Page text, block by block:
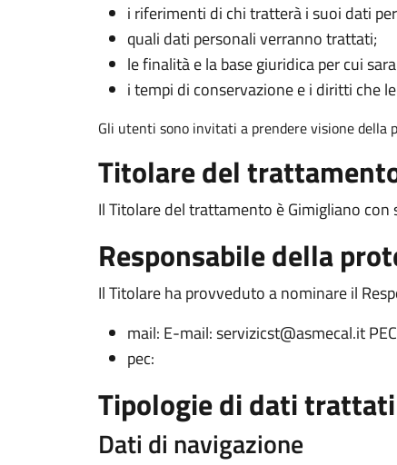
i riferimenti di chi tratterà i suoi dati
quali dati personali verranno trattati;
le finalità e la base giuridica per cui
i tempi di conservazione e i diritti che
Gli utenti sono invitati a prendere visione della
Titolare del
Il Titolare del trattamento è Gimigliano
Responsabile della
Il Titolare ha provveduto a nominare il
mail: E-mail: servizicst@asmecal.it
pec:
Tipologie di dati trattati
Dati di navigazione